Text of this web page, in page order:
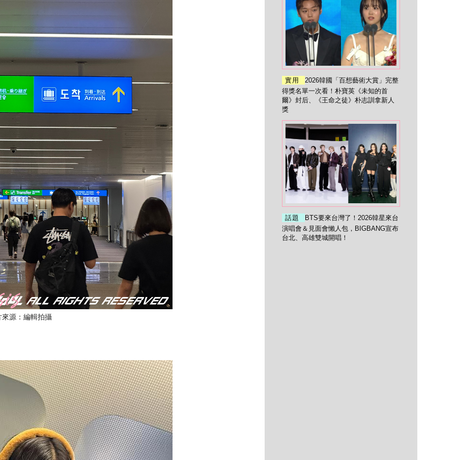
來源：編輯拍攝
實用
2026韓國「百想藝術大賞」完整
得獎名單一次看！朴寶英《未知的首
爾》封后、《王命之徒》朴志訓拿新人
獎
話題
BTS要來台灣了！2026韓星來台
演唱會＆見面會懶人包，BIGBANG宣布
台北、高雄雙城開唱！